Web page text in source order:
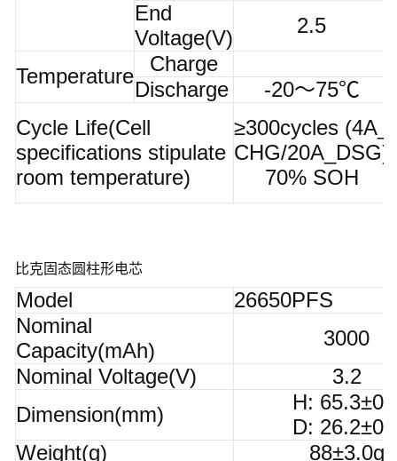
End
Voltage(V)
2.5
Temperature
Charge
Discharge
-20～75℃
Cycle Life(Cell
specifications stipulate
room temperature)
≥300cycles (4A_
CHG/20A_DSG)
70% SOH
比克固态圆柱形电芯
Model
26650PFS
Nominal
Capacity(mAh)
3000
Nominal Voltage(V)
3.2
Dimension(mm)
H:
D:
Weight(g)
88±3.0g